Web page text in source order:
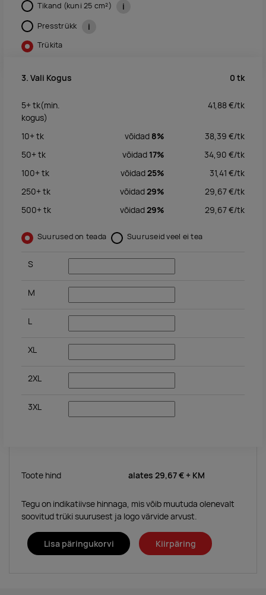
Tikand (kuni 25 cm²) i
Presstrükk i
Trükita
3. Vali Kogus 0 tk
5+tk(min.
kogus)
41,88€/tk
10+tk võidad 8% 38,39 €/tk
50+tk võidad 17% 34,90 €/tk
100+tk võidad25% 31,41 €/tk
250+tk võidad29% 29,67€/tk
500+tk võidad29% 29,67€/tk
Suurused on teada Suuruseid veel ei tea
S
M
L
XL
2XL
3XL
Toote hind alates 29,67 € + KM
Tegu on indikatiivse hinnaga, mis võib muutuda olenevalt
soovitud trüki suurusest ja logo värvide arvust.
Lisa päringukorvi Kiirpäring